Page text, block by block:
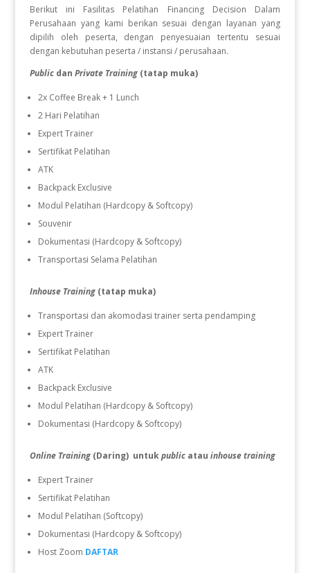
Berikut ini Fasilitas Pelatihan Financing Decision Dalam
Perusahaan yang kami berikan sesuai dengan layanan yang
dipilih oleh peserta, dengan penyesuaian tertentu sesuai
dengan kebutuhan peserta / instansi / perusahaan.
Publicdan Private Training (tatap muka)
2x Coffee Break + 1 Lunch
2 Hari Pelatihan
Expert Trainer
Sertifikat Pelatihan
ATK
Backpack Exclusive
Modul Pelatihan (Hardcopy & Softcopy)
Souvenir
Dokumentasi (Hardcopy & Softcopy)
Transportasi Selama Pelatihan
Inhouse Training (tatap muka)
Transportasi dan akomodasi trainer serta pendamping
Expert Trainer
Sertifikat Pelatihan
ATK
Backpack Exclusive
Modul Pelatihan (Hardcopy & Softcopy)
Dokumentasi (Hardcopy & Softcopy)
Online Training (Daring) untukpublic atau inhouse training
Expert Trainer
Sertifikat Pelatihan
Modul Pelatihan (Softcopy)
Dokumentasi (Hardcopy & Softcopy)
Host Zoom DAFTAR